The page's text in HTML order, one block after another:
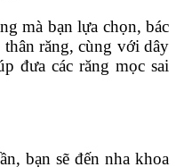
mà bạn lựa chọn, bác
thân răng, cùng với dây
đưa các răng mọc sai
bạn sẽ đến nha khoa